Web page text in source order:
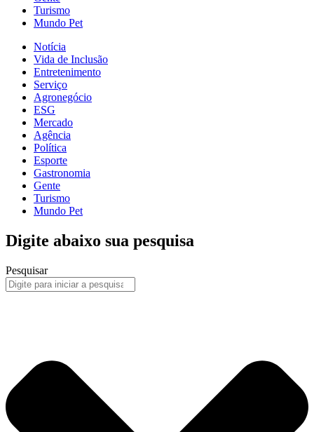
Turismo
Mundo Pet
Notícia
Vida de Inclusão
Entretenimento
Serviço
Agronegócio
ESG
Mercado
Agência
Política
Esporte
Gastronomia
Gente
Turismo
Mundo Pet
Digite abaixo sua pesquisa
Pesquisar